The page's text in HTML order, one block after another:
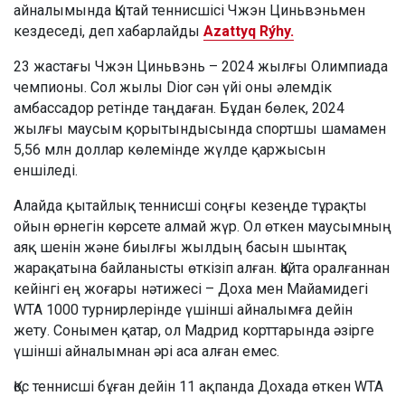
айналымында Қытай теннисшісі Чжэн Циньвэньмен
кездеседі, деп хабарлайды Azattyq Rýhy.
23 жастағы Чжэн Циньвэнь – 2024 жылғы Олимпиада
чемпионы. Сол жылы Dior сән үйі оны әлемдік
амбассадор ретінде таңдаған. Бұдан бөлек, 2024
жылғы маусым қорытындысында спортшы шамамен
5,56 млн доллар көлемінде жүлде қаржысын
еншіледі.
Алайда қытайлық теннисші соңғы кезеңде тұрақты
ойын өрнегін көрсете алмай жүр. Ол өткен маусымның
аяқ шенін және биылғы жылдың басын шынтақ
жарақатына байланысты өткізіп алған. Қайта оралғаннан
кейінгі ең жоғары нәтижесі – Доха мен Майамидегі
WTA 1000 турнирлерінде үшінші айналымға дейін
жету. Сонымен қатар, ол Мадрид корттарында әзірге
үшінші айналымнан әрі аса алған емес.
Қос теннисші бұған дейін 11 ақпанда Дохада өткен WTA